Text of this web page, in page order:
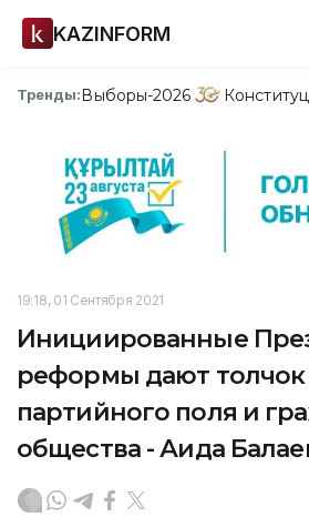
KAZINFORM
Тренды:Выборы-2026
19:18, 01 Сентября 2021
Инициированные
реформы дают толчок
партийного поля и
общества - Аида